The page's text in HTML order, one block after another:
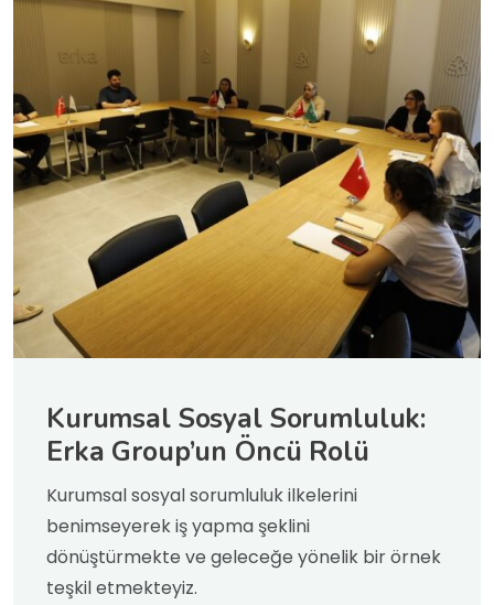
Kurumsal Sosyal Sorumluluk:
Erka Group’un Öncü Rolü
Kurumsal sosyal sorumluluk ilkelerini
benimseyerek iş yapma şeklini
dönüştürmekte ve geleceğe yönelik bir örnek
teşkil etmekteyiz.